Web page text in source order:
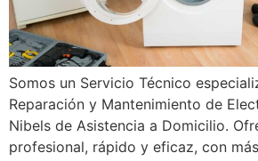
Somos un Servicio Técnico
Reparación y Mantenimiento de
Nibels de Asistencia a Domicilio.
profesional, rápido y eficaz, con